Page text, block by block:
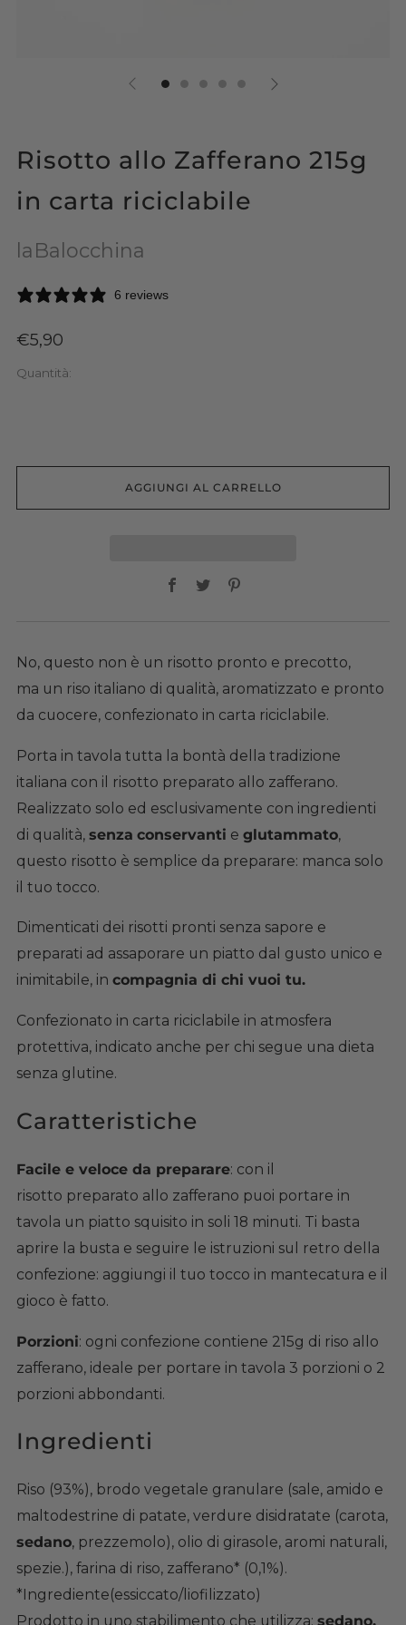
Risotto allo Zafferano 215g
in carta riciclabile
laBalocchina
6 reviews
Prezzo
listino
€5,90
Quantità:
AGGIUNGI AL CARRELLO
Facebook
Twitter
No, questo non è un risotto pronto e precotto,
ma un riso italiano di qualità, aromatizzato e pronto
da cuocere, confezionato in carta riciclabile.
Porta in tavola tutta la bontà della tradizione
italiana con il risotto preparato allo zafferano.
Realizzato solo ed esclusivamente con ingredienti
di qualità, senza conservanti e glutammato,
questo risotto è semplice da preparare: manca solo
il tuo tocco.
Dimenticati dei risotti pronti senza sapore e
preparati ad assaporare un piatto dal gusto unico e
inimitabile, in compagnia di chi vuoi tu.
Confezionato in carta riciclabile in atmosfera
protettiva, indicato anche per chi segue una dieta
senza glutine.
Caratteristiche
Facile e veloce da preparare: con il
risotto preparato allo zafferano puoi portare in
tavola un piatto squisito in soli 18 minuti. Ti basta
aprire la busta e seguire le istruzioni sul retro della
confezione: aggiungi il tuo tocco in mantecatura e il
gioco è fatto.
Porzioni: ogni confezione contiene 215g di riso allo
zafferano, ideale per portare in tavola 3 porzioni o 2
porzioni abbondanti.
Ingredienti
Riso (93%), brodo vegetale granulare (sale, amido e
maltodestrine di patate, verdure disidratate (carota,
sedano, prezzemolo), olio di girasole, aromi naturali,
spezie.), farina di riso, zafferano* (0,1%).
*Ingrediente(essiccato/liofilizzato)
Prodotto in uno stabilimento che utilizza: sedano,